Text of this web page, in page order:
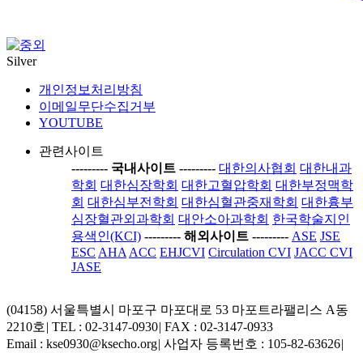
Silver
개인정보처리방침
이메일무단수집거부
YOUTUBE
관련사이트
--------- 국내사이트 --------- 대한의사협회 대한내과
학회 대한심장학회 대한고혈압학회 대한부정맥학
회 대한심부전학회 대한심혈관중재학회 대한흉부
심장혈관외과학회 대안소아과학회 한국학술지인
용색인(KCI) --------- 해외사이트 --------- ASE JSE
ESC AHA ACC EHJCVI Circulation CVI JACC CVI
JASE
(04158) 서울특별시 마포구 마포대로 53 마포트라팰리스 A동
2210호 | TEL : 02-3147-0930| FAX : 02-3147-0933
Email : kse0930@ksecho.org| 사업자 등록번호 : 105-82-63626|